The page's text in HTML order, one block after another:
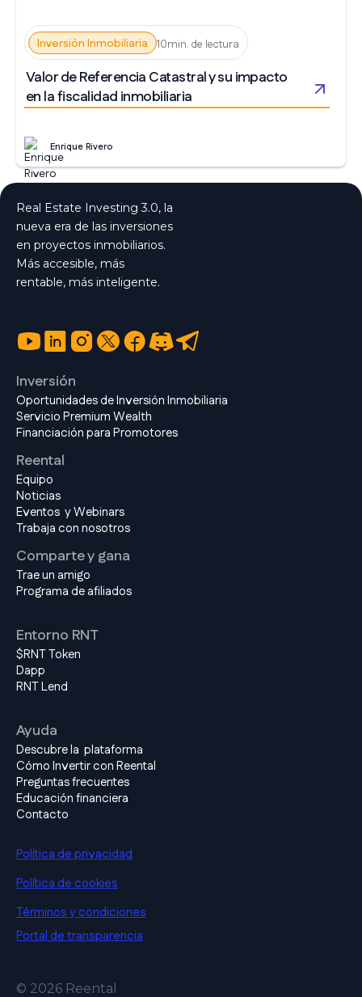
Inversión Inmobiliaria 10min. de lectura
Valor de Referencia Catastral y su impacto
en la fiscalidad inmobiliaria
Enrique Rivero
Real Estate Investing 3.0, la
nueva era de las inversiones
en proyectos inmobiliarios.
Más accesible, más
rentable, más inteligente.
Inversión
Oportunidades de Inversión Inmobiliaria
Servicio Premium Wealth
Financiación para Promotores
Reental
Equipo
Noticias
Eventos y Webinars
Trabaja con nosotros
Comparte y gana
Trae un amigo
Programa de afiliados
Entorno RNT
$RNT Token
Dapp
RNT Lend
Ayuda
Descubre la plataforma
Cómo Invertir con Reental
Preguntas frecuentes
Educación financiera
Contacto
Política de privacidad
Política de cookies
Términos y condiciones
Portal de transparencia
© 2026 Reental